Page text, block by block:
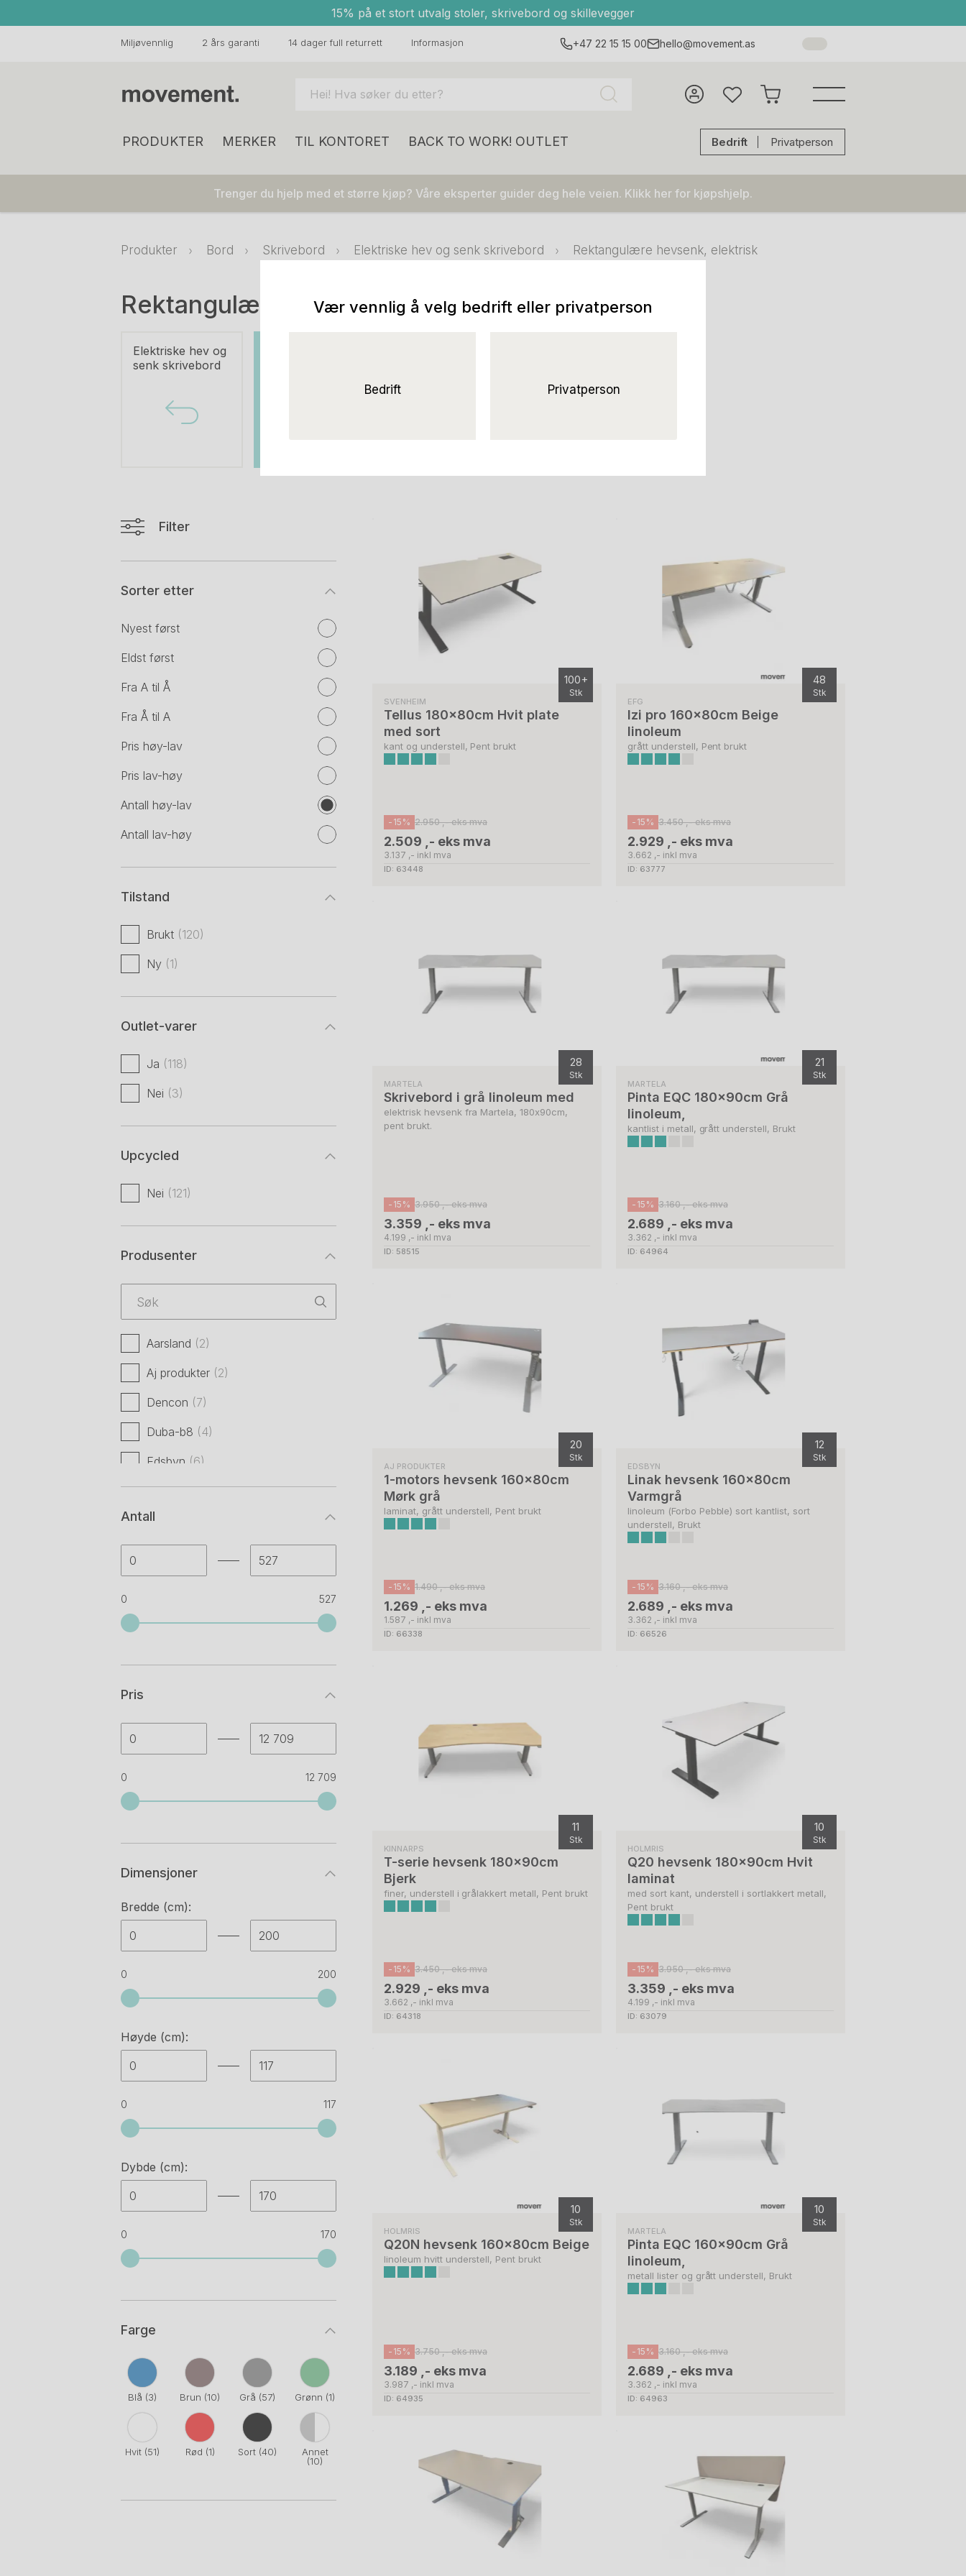
15% på et stort utvalg stoler, skrivebord og skillevegger
Miljøvennlig 2 års garanti 14 dager full returrett Informasjon +47 22 15 15 00 hello@movement.as
PRODUKTER MERKER TIL KONTORET BACK TO WORK! OUTLET Bedrift Privatperson
Trenger du hjelp med et større kjøp? Våre eksperter guider deg hele veien. Klikk her for kjøpshjelp.
Produkter Bord Skrivebord Elektriske hev og senk skrivebord Rektangulære hevsenk, elektrisk
Rektangulære hevsenk, elektrisk
Elektriske hev og
senk skrivebord
Filter
Sorter etter
Nyest først
Eldst først
Fra A til Å
Fra Å til A
Pris høy-lav
Pris lav-høy
Antall høy-lav
Antall lav-høy
Tilstand
Brukt (120)
Ny (1)
Outlet-varer
Ja (118)
Nei (3)
Upcycled
Nei (121)
Produsenter
Aarsland (2)
Aj produkter (2)
Dencon (7)
Duba-b8 (4)
Edsbyn (6)
Efg(22)
Elementa
Holmris(8)
Horreds(11)
Ikea(2)
Kinnarps(9)
Linak(6)
Rol ergo(1)
Svenheim
Swedstyle
(2)
Antall
0 527
Pris
0 12 709
Dimensjoner
Bredde (cm):
0 200
Høyde (cm):
0 117
Dybde (cm):
0 170
Farge
Blå (3) Brun (10) Grå (57) Grønn (1)
Hvit (51) Rød (1) Sort (40)
Annet
(10)
100+
Stk
SVENHEIM
Tellus 180x80cm Hvit plate
med sort
kant og understell, Pent brukt
-15% 2.950 ,- eks mva
2.509 ,- eks mva
3.137 ,- inkl mva
ID: 63448
48
Stk
EFG
Izi pro 160x80cm Beige
linoleum
grått understell, Pent brukt
-15% 3.450 ,- eks mva
2.929 ,- eks mva
3.662 ,- inkl mva
ID: 63777
28
Stk
MARTELA
Skrivebord i grå linoleum med
elektrisk hevsenk fra Martela, 180x90cm,
pent brukt.
-15% 3.950 ,- eks mva
3.359 ,- eks mva
4.199 ,- inkl mva
ID: 58515
21
Stk
MARTELA
Pinta EQC 180x90cm Grå
linoleum,
kantlist i metall, grått understell, Brukt
-15% 3.160 ,- eks mva
2.689 ,- eks mva
3.362 ,- inkl mva
ID: 64964
20
Stk
AJ PRODUKTER
1-motors hevsenk 160x80cm
Mørk grå
laminat, grått understell, Pent brukt
-15% 1.490 ,- eks mva
1.269 ,- eks mva
1.587 ,- inkl mva
ID: 66338
12
Stk
EDSBYN
Linak hevsenk 160x80cm
Varmgrå
linoleum (Forbo Pebble) sort kantlist, sort
understell, Brukt
-15% 3.160 ,- eks mva
2.689 ,- eks mva
3.362 ,- inkl mva
ID: 66526
11
Stk
KINNARPS
T-serie hevsenk 180x90cm
Bjerk
finer, understell i grålakkert metall, Pent brukt
-15% 3.450 ,- eks mva
2.929 ,- eks mva
3.662 ,- inkl mva
ID: 64318
10
Stk
HOLMRIS
Q20 hevsenk 180x90cm Hvit
laminat
med sort kant, understell i sortlakkert metall,
Pent brukt
-15% 3.950 ,- eks mva
3.359 ,- eks mva
4.199 ,- inkl mva
ID: 63079
10
Stk
HOLMRIS
Q20N hevsenk 160x80cm Beige
linoleum hvitt understell, Pent brukt
-15% 3.750 ,- eks mva
3.189 ,- eks mva
3.987 ,- inkl mva
ID: 64935
10
Stk
MARTELA
Pinta EQC 160x90cm Grå
linoleum,
metall lister og grått understell, Brukt
-15% 3.160 ,- eks mva
2.689 ,- eks mva
3.362 ,- inkl mva
ID: 64963
Vær vennlig å velg bedrift eller privatperson
Bedrift Privatperson